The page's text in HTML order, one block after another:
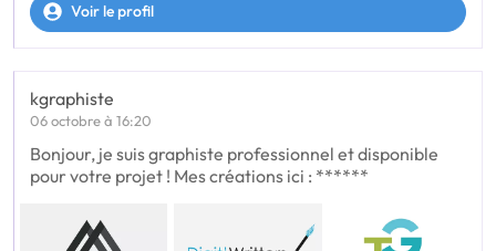
Voir le profil
kgraphiste
06 octobre à 16:20
Bonjour, je suis graphiste professionnel et disponible
pour votre projet ! Mes créations ici : ******